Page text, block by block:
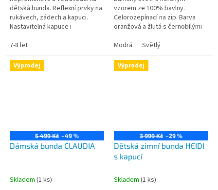
dětská bunda. Reflexní prvky na
rukávech, zádech a kapuci.
Nastavitelná kapuce i
na rukávech nastavitelné na
suchý zip....
7-8 let
vzorem ze 100% bavlny.
Celorozepínací na zip. Barva
oranžová a žlutá s černobílými
svetr je velmi příjemný pro
každodenní...
Modrá Světlý
Výprodej
5 499 Kč –49 %
Dámská bunda CLAUDIA
Skladem (1 ks)
Výprodej
3 999 Kč –29 %
Dětská zimní bunda HEIDI
s kapucí
Skladem (1 ks)